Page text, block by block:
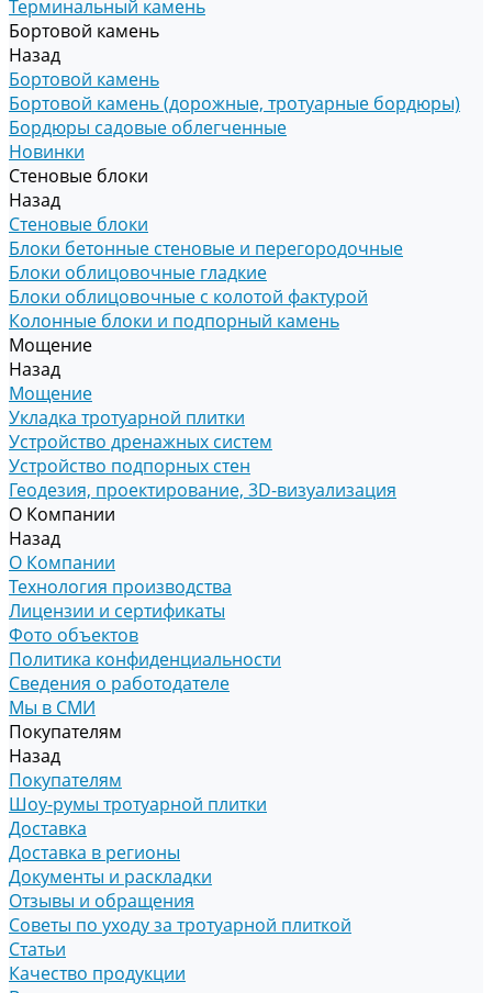
Терминальный камень
Бортовой камень
Назад
Бортовой камень
Бортовой камень (дорожные, тротуарные бордюры)
Бордюры садовые облегченные
Новинки
Стеновые блоки
Назад
Стеновые блоки
Блоки бетонные стеновые и перегородочные
Блоки облицовочные гладкие
Блоки облицовочные с колотой фактурой
Колонные блоки и подпорный камень
Мощение
Назад
Мощение
Укладка тротуарной плитки
Устройство дренажных систем
Устройство подпорных стен
Геодезия, проектирование, 3D-визуализация
О Компании
Назад
О Компании
Технология производства
Лицензии и сертификаты
Фото объектов
Политика конфиденциальности
Сведения о работодателе
Мы в СМИ
Покупателям
Назад
Покупателям
Шоу-румы тротуарной плитки
Доставка
Доставка в регионы
Документы и раскладки
Отзывы и обращения
Советы по уходу за тротуарной плиткой
Статьи
Качество продукции